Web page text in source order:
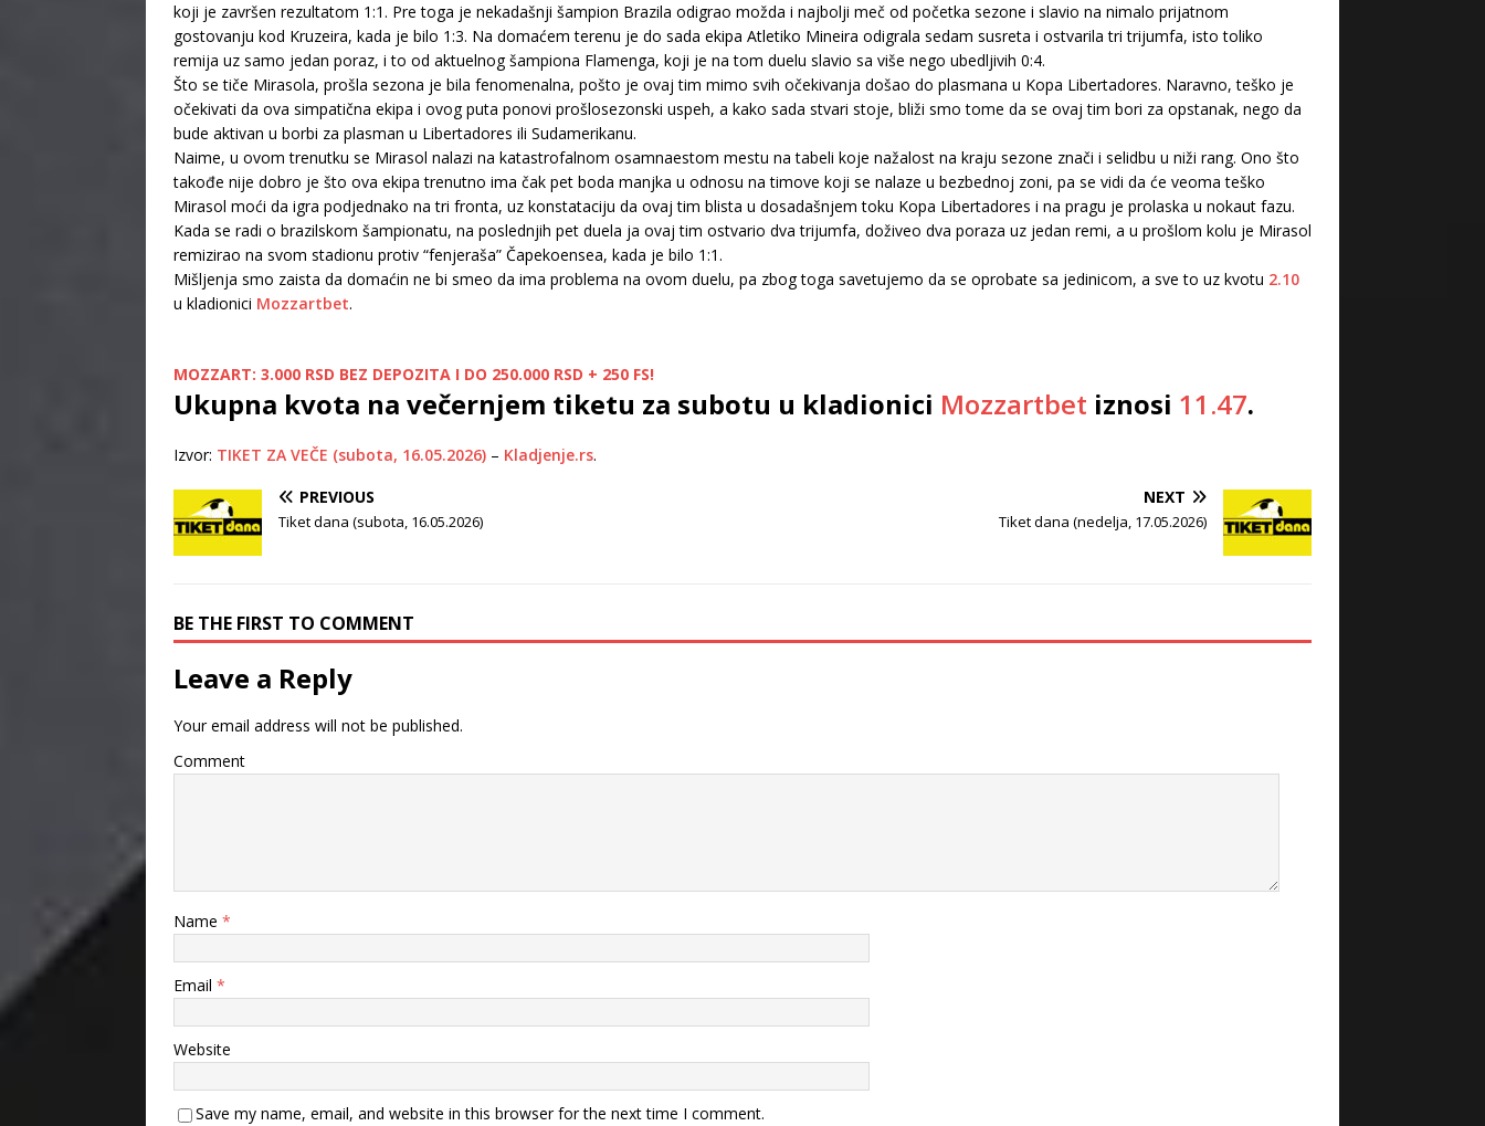
koji je završen rezultatom 1:1. Pre toga je nekadašnji šampion Brazila odigrao možda i najbolji meč od početka sezone i slavio na nimalo prijatnom
gostovanju kod Kruzeira, kada je bilo 1:3. Na domaćem terenu je do sada ekipa Atletiko Mineira odigrala sedam susreta i ostvarila tri trijumfa, isto toliko
remija uz samo jedan poraz, i to od aktuelnog šampiona Flamenga, koji je na tom duelu slavio sa više nego ubedljivih 0:4.
Što se tiče Mirasola, prošla sezona je bila fenomenalna, pošto je ovaj tim mimo svih očekivanja došao do plasmana u Kopa Libertadores. Naravno, teško je
očekivati da ova simpatična ekipa i ovog puta ponovi prošlosezonski uspeh, a kako sada stvari stoje, bliži smo tome da se ovaj tim bori za opstanak, nego da
bude aktivan u borbi za plasman u Libertadores ili Sudamerikanu.
Naime, u ovom trenutku se Mirasol nalazi na katastrofalnom osamnaestom mestu na tabeli koje nažalost na kraju sezone znači i selidbu u niži rang. Ono što
takođe nije dobro je što ova ekipa trenutno ima čak pet boda manjka u odnosu na timove koji se nalaze u bezbednoj zoni, pa se vidi da će veoma teško
Mirasol moći da igra podjednako na tri fronta, uz konstataciju da ovaj tim blista u dosadašnjem toku Kopa Libertadores i na pragu je prolaska u nokaut fazu.
Kada se radi o brazilskom šampionatu, na poslednjih pet duela ja ovaj tim ostvario dva trijumfa, doživeo dva poraza uz jedan remi, a u prošlom kolu je Mirasol
remizirao na svom stadionu protiv “fenjeraša” Čapekoensea, kada je bilo 1:1.
Mišljenja smo zaista da domaćin ne bi smeo da ima problema na ovom duelu, pa zbog toga savetujemo da se oprobate sa jedinicom, a sve to uz kvotu 2.10
u kladionici Mozzartbet.
MOZZART: 3.000 RSD BEZ DEPOZITA I DO 250.000 RSD + 250 FS!
Ukupna kvota na večernjem tiketu za subotu u kladionici Mozzartbet iznosi 11.47.
Izvor: TIKET ZA VEČE (subota, 16.05.2026) – Kladjenje.rs.
PREVIOUS
Tiket dana (subota, 16.05.2026)
NEXT
Tiket dana (nedelja, 17.05.2026)
BE THE FIRST TO COMMENT
Leave a Reply
Your email address will not be published.
Comment
Name *
Email *
Website
Save my name, email, and website in this browser for the next time I comment.